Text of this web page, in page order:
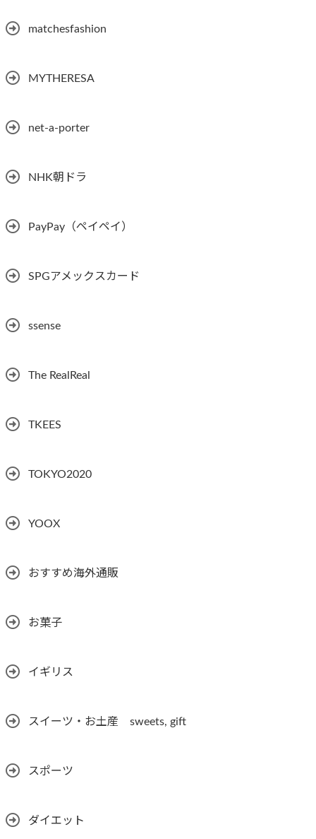
matchesfashion
MYTHERESA
net-a-porter
NHK朝ドラ
PayPay（ペイペイ）
SPGアメックスカード
ssense
The RealReal
TKEES
TOKYO2020
YOOX
おすすめ海外通販
お菓子
イギリス
スイーツ・お土産 sweets, gift
スポーツ
ダイエット